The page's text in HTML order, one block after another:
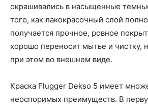
окрашивались в насыщенные
того, как лакокрасочный слой
получается прочное, ровное
хорошо переносит мытье и чистку,
при этом во внешнем виде.
Краска Flugger Dekso 5 имеет
неоспоримых преимуществ. В